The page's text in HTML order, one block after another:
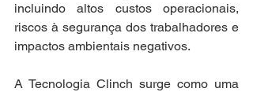
incluindo altos custos operacionais,
riscos à segurança dos trabalhadores e
impactos ambientais negativos.
A Tecnologia Clinch surge como uma